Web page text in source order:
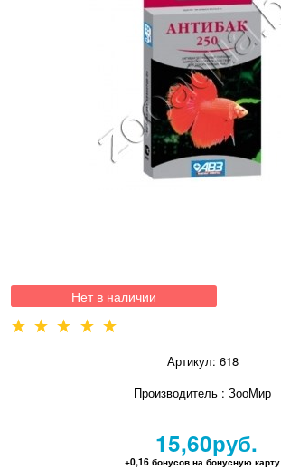
Нет в наличии
Артикул: 618
Производитель : ЗооМир
15,60руб.
+0,16 бонусов на бонусную карту